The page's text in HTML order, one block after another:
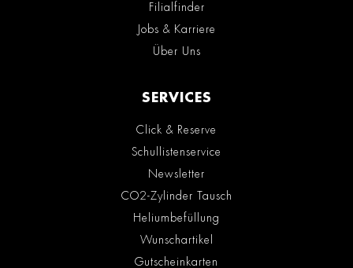
Filialfinder
Jobs & Karriere
Über Uns
SERVICES
Click & Reserve
Schullistenservice
Newsletter
CO2-Zylinder Tausch
Heliumbefüllung
Wunschartikel
Gutscheinkarten